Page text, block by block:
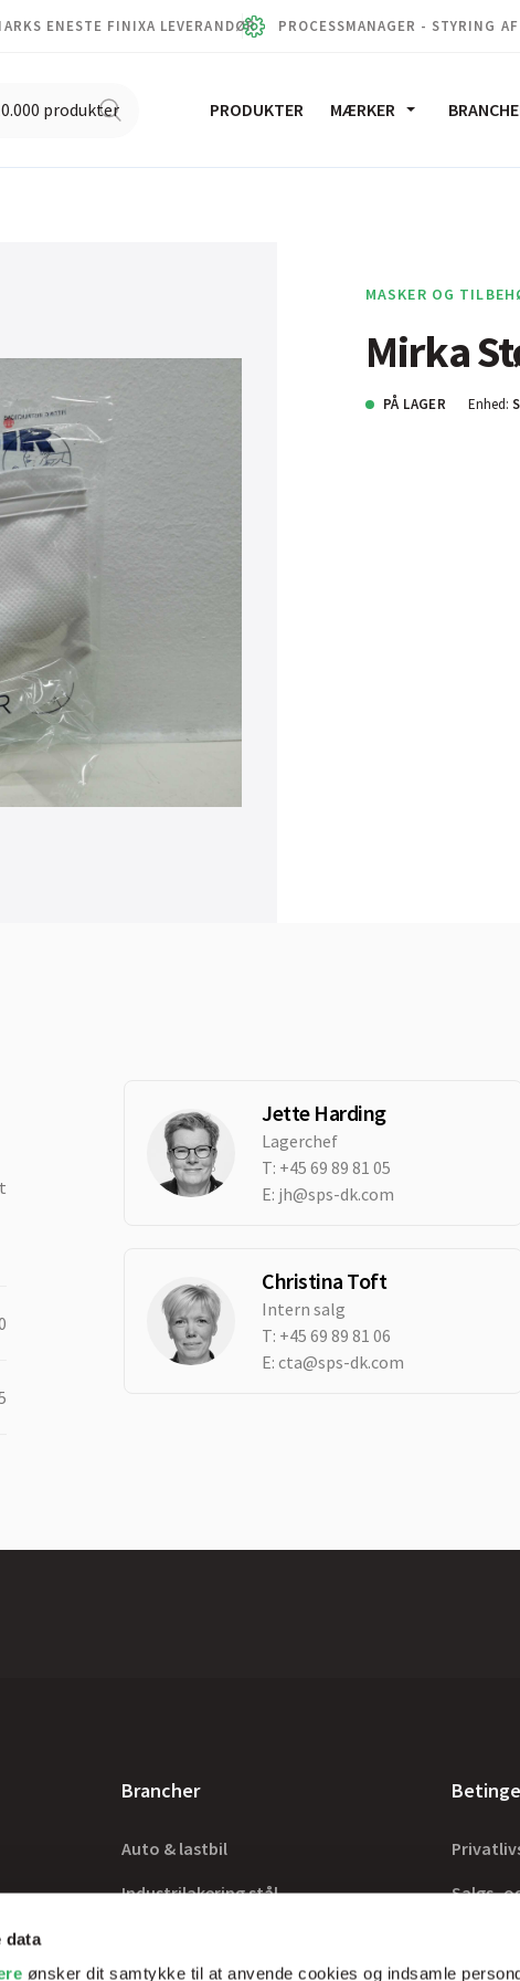
data
ønsker dit samtykke til at anvende cookies og indsamle
ENESTE FINIXA LEVERANDØR PROCESSMANAGER - STYRING
PRODUKTER MÆRKER
MASKER OG
Mirka
PÅ LAGER Enhed:
Jette Harding
Lagerchef
T: +45 69 89 81 05
E: jh@sps-dk.com
Christina Toft
Intern salg
T: +45 69 89 81 06
E:cta@sps-dk.com
Brancher
Auto & lastbil
Industrilakering stål
Salgs-